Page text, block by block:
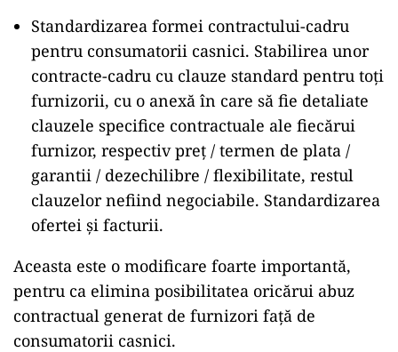
Standardizarea formei contractului-cadru
pentru consumatorii casnici. Stabilirea unor
contracte-cadru cu clauze standard pentru toți
furnizorii, cu o anexă în care să fie detaliate
clauzele specifice contractuale ale fiecărui
furnizor, respectiv preț / termen de plata /
garantii / dezechilibre / flexibilitate, restul
clauzelor nefiind negociabile. Standardizarea
ofertei și facturii.
Aceasta este o modificare foarte importantă,
pentru ca elimina posibilitatea oricărui abuz
contractual generat de furnizori față de
consumatorii casnici.